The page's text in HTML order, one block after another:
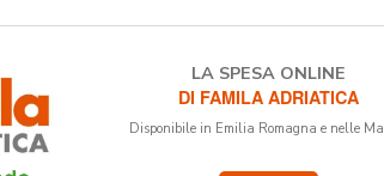
LA SPESA ONLINE
DI FAMILA ADRIATICA
Disponibile in Emilia Romagna e nelle